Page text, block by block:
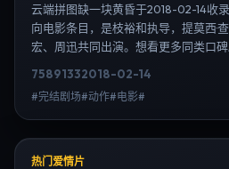
云端拼图缺一块黄昏于2018-02-14收
向电影条目，是枝裕和执导，提莫西·
宏、周迅共同出演。想看更多同类口碑
载信息，延伸检索日韩电视剧、韩剧全
75891332018-02-14
#完结剧场#动作#电影#
热门爱情片